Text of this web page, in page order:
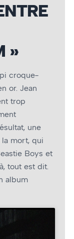
»
croque-
or. Jean
trop
une
mort, qui
Boys et
tout est dit.
album